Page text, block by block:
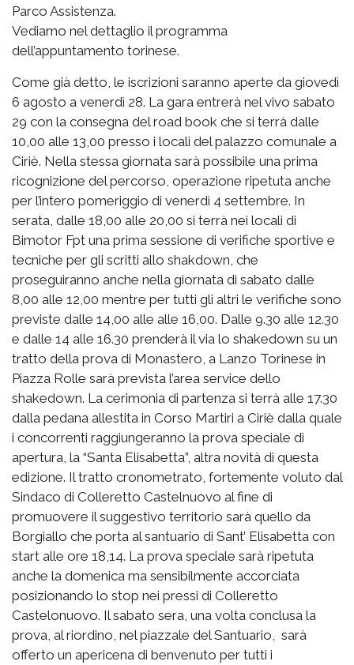
Parco Assistenza.
Vediamo nel dettaglio il programma
dell’appuntamento torinese.
Come già detto, le iscrizioni saranno aperte da giovedì
6 agosto a venerdì 28. La gara entrerà nel vivo sabato
29 con la consegna del road book che si terrà dalle
10,00 alle 13,00 presso i locali del palazzo comunale a
Ciriè. Nella stessa giornata sarà possibile una prima
ricognizione del percorso, operazione ripetuta anche
per l’intero pomeriggio di venerdì 4 settembre. In
serata, dalle 18,00 alle 20,00 si terrà nei locali di
Bimotor Fpt una prima sessione di verifiche sportive e
tecniche per gli scritti allo shakdown, che
proseguiranno anche nella giornata di sabato dalle
8,00 alle 12,00 mentre per tutti gli altri le verifiche sono
previste dalle 14,00 alle alle 16,00. Dalle 9.30 alle 12.30
e dalle 14 alle 16.30 prenderà il via lo shakedown su un
tratto della prova di Monastero, a Lanzo Torinese in
Piazza Rolle sarà prevista l’area service dello
shakedown. La cerimonia di partenza si terrà alle 17.30
dalla pedana allestita in Corso Martiri a Ciriè dalla quale
i concorrenti raggiungeranno la prova speciale di
apertura, la “Santa Elisabetta”, altra novità di questa
edizione. Il tratto cronometrato, fortemente voluto dal
Sindaco di Colleretto Castelnuovo al fine di
promuovere il suggestivo territorio sarà quello da
Borgiallo che porta al santuario di Sant’ Elisabetta con
start alle ore 18,14. La prova speciale sarà ripetuta
anche la domenica ma sensibilmente accorciata
posizionando lo stop nei pressi di Colleretto
Castelonuovo. Il sabato sera, una volta conclusa la
prova, al riordino, nel piazzale del Santuario, sarà
offerto un apericena di benvenuto per tutti i